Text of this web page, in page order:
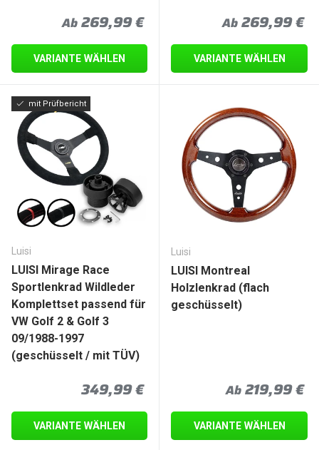
Normaler Preis
Ab269,99 €
VARIANTE WÄHLEN
Normaler
Ab269,99 €
VARIANTE WÄHLEN
mit Prüfbericht
Luisi
LUISI Mirage Race
Sportlenkrad Wildleder
Komplettset passend für
VW Golf 2 & Golf 3
09/1988-1997
(geschüsselt / mit TÜV)
Normaler Preis
349,99 €
VARIANTE WÄHLEN
Luisi
LUISI Montreal
Holzlenkrad (flach
geschüsselt)
Normaler
Ab219,99 €
VARIANTE WÄHLEN